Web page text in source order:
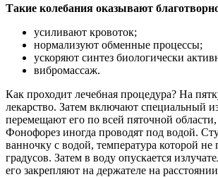
Такие колебания оказывают
усиливают кровоток;
нормализуют обменные процессы;
ускоряют синтез биологически
вибромассаж.
Как проходит лечебная процедура? На
лекарство. Затем включают специальный
перемещают его по всей пяточной области,
Фонофорез иногда проводят под водой.
ванночку с водой, температура которой
градусов. Затем в воду опускается
его закрепляют на держателе на